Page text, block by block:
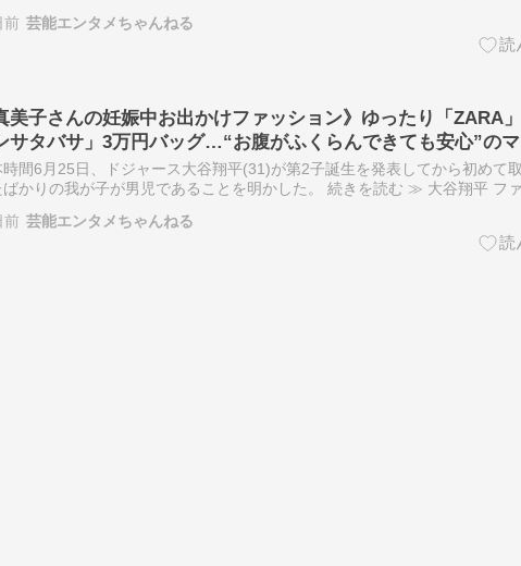
前 芸能エンタメちゃんねる
美子さんの妊娠中お出かけファッション》ゆったり「ZARA
サタバサ」3万円バッグ…“お腹がふくらんできても安心”の
は
時間6月25日、ドジャース大谷翔平(31)が第2子誕生を発表してから初めて
ばかりの我が子が男児であることを明かした。 続きを読む ≫ 大谷翔平 ファ
前 芸能エンタメちゃんねる